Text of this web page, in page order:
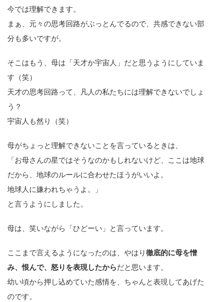
今では理解できます。
まぁ、元々の思考回路がぶっとんでるので、共感できない部
分も多いですが。
そこはもう、母は「天才か宇宙人」だと思うようにしていま
す（笑）
天才の思考回路って、凡人の私たちには理解できないでしょ
う？
宇宙人も然り（笑）
母がちょっと理解できないことを言っているときは、
「お母さんの星ではそうなのかもしれないけど、ここは地球
だから、地球のルールに合わせたほうがいいよ。
地球人に嫌われちゃうよ。」
と言うようにしました。
母は、笑いながら「ひどーい」と言っています。
ここまで言えるようになったのは、やはり徹底的に母を憎
み、恨んで、怒りを表現したからだと思います。
幼い頃から押し込めていた感情を、ちゃんと表現してあげた
のです。